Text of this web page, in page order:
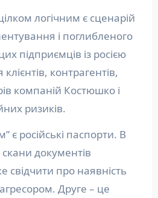
логічним є сценарій
і поглибленого
підприємців із росією
контрагентів,
компаній Костюшко і
ризиків.
є російські паспорти. В
документів
про наявність
агресором. Друге – це